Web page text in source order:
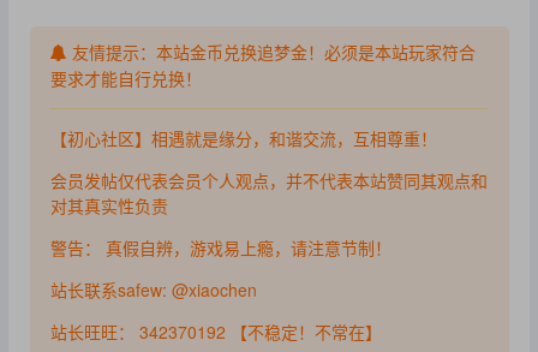
友情提示：本站金币兑换追梦金！必须是本站玩家符合
要求才能自行兑换！
【初心社区】相遇就是缘分，和谐交流，互相尊重！
会员发帖仅代表会员个人观点，并不代表本站赞同其观点和
对其真实性负责
警告： 真假自辨，游戏易上瘾，请注意节制！
站长联系safew: @xiaochen
站长旺旺： 342370192 【不稳定！不常在】